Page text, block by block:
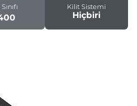
Kilit Sistemi
Hiçbiri